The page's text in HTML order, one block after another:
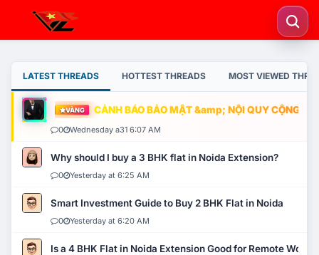
LATEST THREADS HOTTEST THREADS MOST VIEWED
VÀNG CẢNH BÁO BẢO MẬT &amp; NỘI QUY CỘNG
0 Wednesday a31 6:07 AM
Why should I buy a 3 BHK flat in Noida Extension?
0 Yesterday at 6:25 AM
Smart Investment Guide to Buy 2 BHK Flat in Noida
0 Yesterday at 6:20 AM
Is a 4 BHK Flat in Noida Extension Good for Remote Work?